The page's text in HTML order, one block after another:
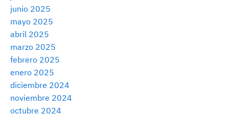
junio 2025
mayo 2025
abril 2025
marzo 2025
febrero 2025
enero 2025
diciembre 2024
noviembre 2024
octubre 2024